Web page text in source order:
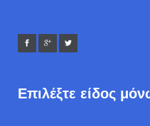
Επιλέξτε είδος